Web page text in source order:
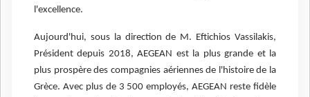
l'excellence.
Aujourd'hui, sous la direction de M. Eftichios Vassilakis,
Président depuis 2018, AEGEAN est la plus grande et la
plus prospère des compagnies aériennes de l'histoire de la
Grèce. Avec plus de 3 500 employés, AEGEAN reste fidèle